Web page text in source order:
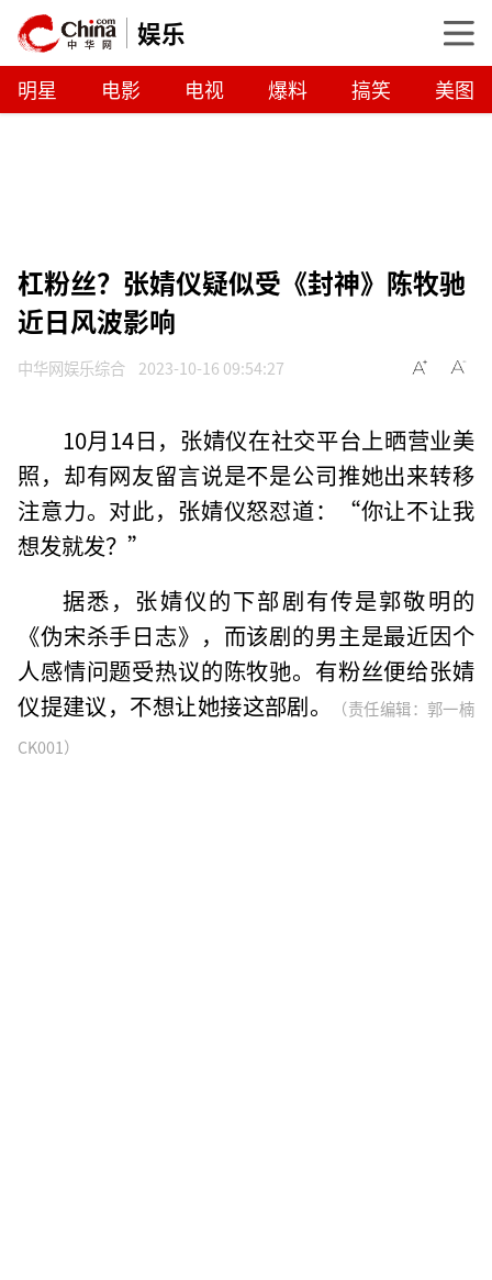
娱乐
明星 电影 电视 爆料 搞笑 美图
杠粉丝？张婧仪疑似受《封神》陈牧驰
近日风波影响
中华网娱乐综合 2023-10-16 09:54:27
10月14日，张婧仪在社交平台上晒营业美
照，却有网友留言说是不是公司推她出来转移
注意力。对此，张婧仪怒怼道：“你让不让我
想发就发？”
据悉，张婧仪的下部剧有传是郭敬明的
《伪宋杀手日志》，而该剧的男主是最近因个
人感情问题受热议的陈牧驰。有粉丝便给张婧
仪提建议，不想让她接这部剧。
（责任编辑：郭一楠
CK001）